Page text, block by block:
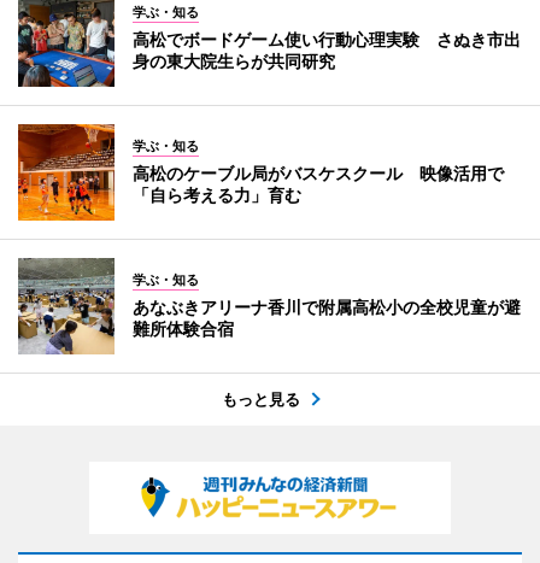
学ぶ・知る
高松でボードゲーム使い行動心理実験 さぬき市出
身の東大院生らが共同研究
学ぶ・知る
高松のケーブル局がバスケスクール 映像活用で
「自ら考える力」育む
学ぶ・知る
あなぶきアリーナ香川で附属高松小の全校児童が避
難所体験合宿
もっと見る